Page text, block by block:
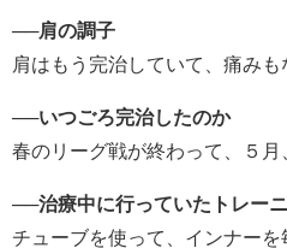
──肩の調子
肩はもう完治していて、痛みも
──いつごろ完治したのか
春のリーグ戦が終わって、５月
──治療中に行っていたトレー
チューブを使って、インナー